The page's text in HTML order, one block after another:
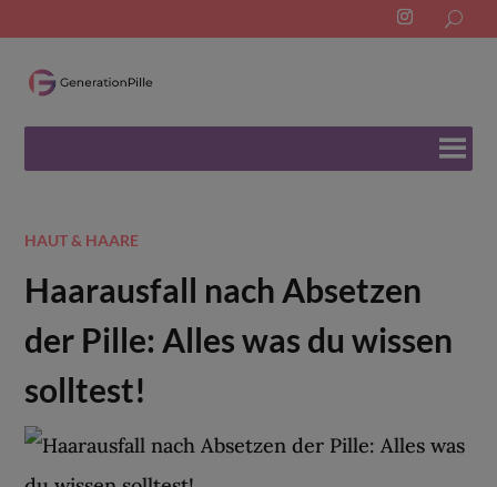
for:
HAUT & HAARE
Haarausfall nach Absetzen
der Pille: Alles was du wissen
solltest!